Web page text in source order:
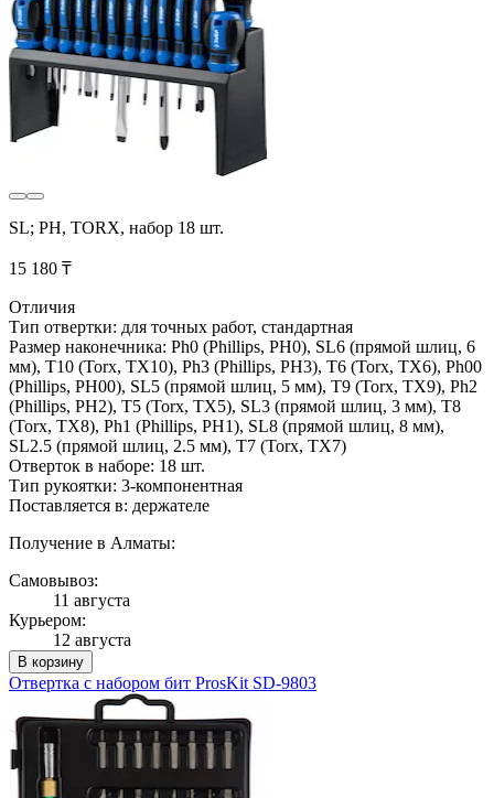
SL; PH, TORX, набор 18 шт.
15 180 ₸
Отличия
Тип отвертки: для точных работ, стандартная
Размер наконечника: Ph0 (Phillips, PH0), SL6 (прямой шлиц, 6
мм), T10 (Torx, TX10), Ph3 (Phillips, PH3), T6 (Torx, TX6), Ph00
(Phillips, PH00), SL5 (прямой шлиц, 5 мм), T9 (Torx, TX9), Ph2
(Phillips, PH2), T5 (Torx, TX5), SL3 (прямой шлиц, 3 мм), T8
(Torx, TX8), Ph1 (Phillips, PH1), SL8 (прямой шлиц, 8 мм),
SL2.5 (прямой шлиц, 2.5 мм), T7 (Torx, TX7)
Отверток в наборе: 18 шт.
Тип рукоятки: 3-компонентная
Поставляется в: держателе
Получение в Алматы:
Самовывоз:
11 августа
Курьером:
12 августа
В корзину
Отвертка с набором бит ProsKit SD-9803